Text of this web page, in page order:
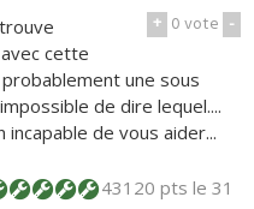
+ 0vote -
cette
une sous
de dire lequel....
de vous aider...
43120 ptsle 31